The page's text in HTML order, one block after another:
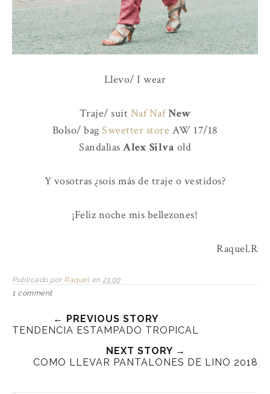
Llevo/ I wear
Traje/ suit Naf Naf New
Bolso/ bag Sweetter store AW 17/18
Sandalias Alex Silva old
Y vosotras ¿sois más de traje o vestidos?
¡Feliz noche mis bellezones!
Raquel.R
Publicado por Raquel en 21:00
1 comment
← PREVIOUS STORY
TENDENCIA ESTAMPADO TROPICAL
NEXT STORY →
COMO LLEVAR PANTALONES DE LINO 2018